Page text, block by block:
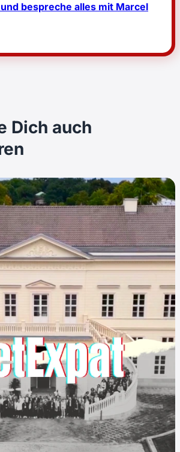
bespreche alles mit Marcel
Dich auch